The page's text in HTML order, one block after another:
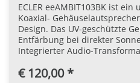
ECLER eeAMBIT103BK ist
Koaxial-
Design. Das UV-geschützte
Entfärbung bei direkter
Integrierter Audio-
€ 120,00 *